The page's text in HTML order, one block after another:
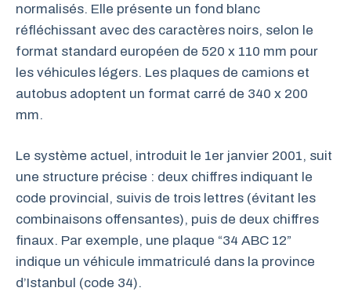
normalisés. Elle présente un fond blanc
réfléchissant avec des caractères noirs, selon le
format standard européen de 520 x 110 mm pour
les véhicules légers. Les plaques de camions et
autobus adoptent un format carré de 340 x 200
mm.
Le système actuel, introduit le 1er janvier 2001, suit
une structure précise : deux chiffres indiquant le
code provincial, suivis de trois lettres (évitant les
combinaisons offensantes), puis de deux chiffres
finaux. Par exemple, une plaque “34 ABC 12”
indique un véhicule immatriculé dans la province
d’Istanbul (code 34).